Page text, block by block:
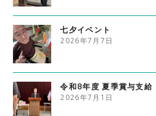
七夕イベント
2026年7月7日
令和8年度 夏季賞与支給
2026年7月1日